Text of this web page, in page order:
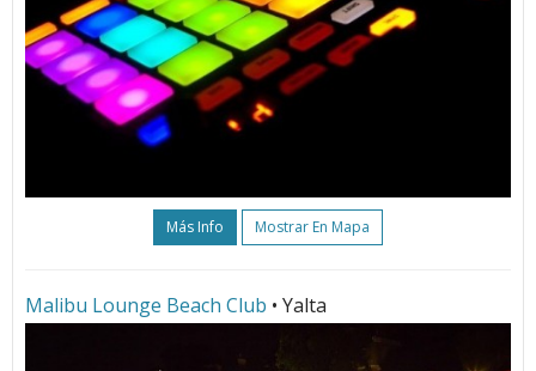
Más Info Mostrar En Mapa
Malibu Lounge Beach Club • Yalta